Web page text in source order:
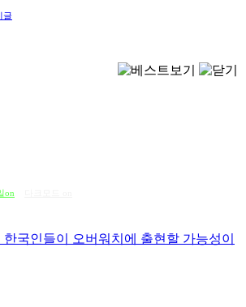
글
on
국인들이 오버워치에 출현할 가능성이